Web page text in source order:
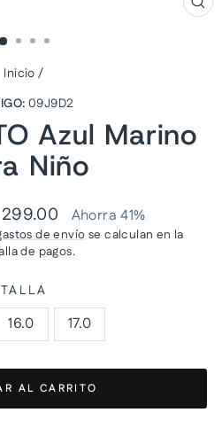
Inicio /
09J9D2
Azul Marino
Niño
Ahorra 41%
de envíose calculan en la
de pagos.
TALLA
16.0 17.0
AL CARRITO